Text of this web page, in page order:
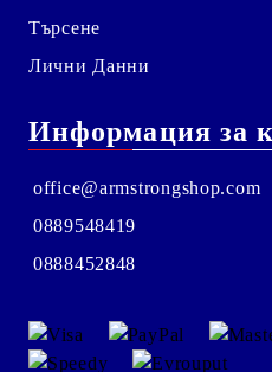
Търсене
Лични Данни
Информация за
office@armstrongshop.com
0889548419
0888452848